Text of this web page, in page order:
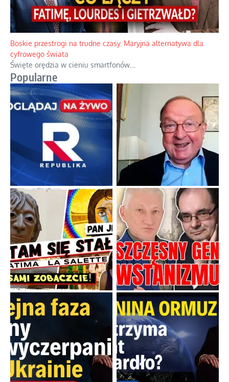
Boskie przestrogi na trudne czasy. Maryjna alternatywa dla
cyfrowego świata
Święte orędzia w cieniu smartfonów.
Popularne